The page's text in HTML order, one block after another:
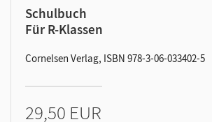
Schulbuch
Für R-Klassen
Cornelsen Verlag, ISBN 978-3-06-033402-5
29,50 EUR